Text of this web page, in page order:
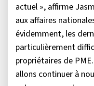
actuel », affirme
aux affaires
évidemment, les
particulièrement
propriétaires de
allons continuer à